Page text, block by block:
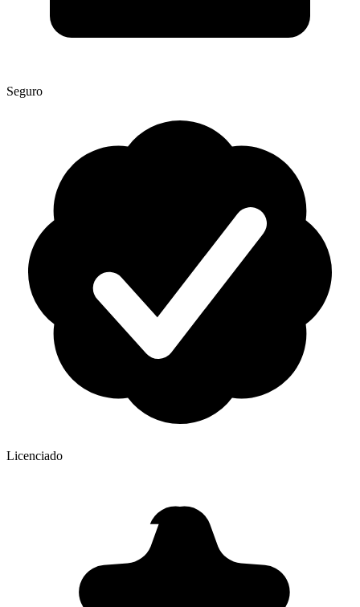
Seguro
Licenciado